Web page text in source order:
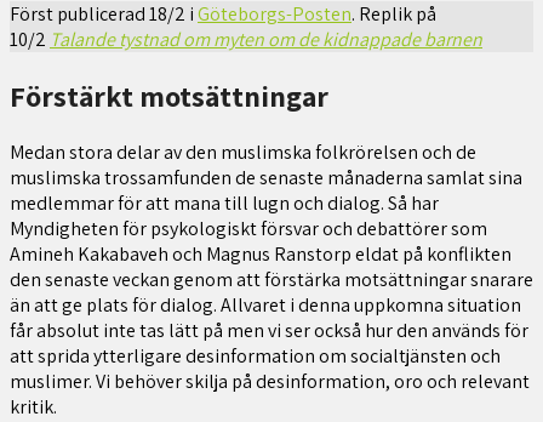
Först publicerad 18/2 iGöteborgs-Posten. Replik på
10/2 Talande tystnad om myten om de kidnappade barnen
Förstärkt motsättningar
Medan stora delar av den muslimska folkrörelsen och de
muslimska trossamfunden de senaste månaderna samlat sina
medlemmar för att mana till lugn och dialog. Så har
Myndigheten för psykologiskt försvar och debattörer som
Amineh Kakabaveh och Magnus Ranstorp eldat på konflikten
den senaste veckan genom att förstärka motsättningar snarare
än att ge plats för dialog. Allvaret i denna uppkomna situation
får absolut inte tas lätt på men vi ser också hur den används för
att sprida ytterligare desinformation om socialtjänsten och
muslimer. Vi behöver skilja på desinformation, oro och relevant
kritik.